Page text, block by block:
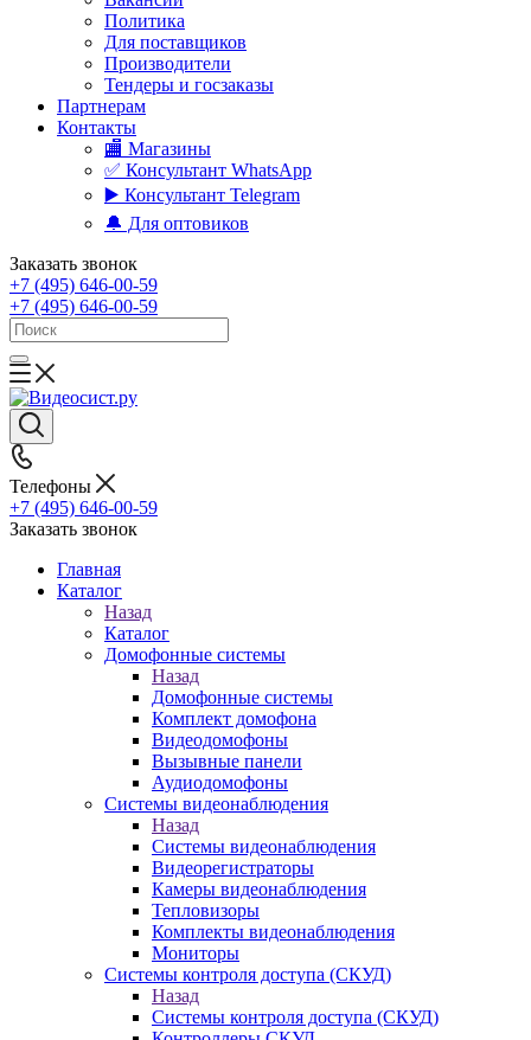
Политика
Для поставщиков
Производители
Тендеры и госзаказы
Партнерам
Контакты
🏬 Магазины
✅️ Консультант WhatsApp
▶️ Консультант Telegram
🔔 Для оптовиков
Заказать звонок
+7 (495) 646-00-59
+7 (495) 646-00-59
Телефоны
+7 (495) 646-00-59
Заказать звонок
Главная
Каталог
Назад
Каталог
Домофонные системы
Назад
Домофонные системы
Комплект домофона
Видеодомофоны
Вызывные панели
Аудиодомофоны
Системы видеонаблюдения
Назад
Системы видеонаблюдения
Видеорегистраторы
Камеры видеонаблюдения
Тепловизоры
Комплекты видеонаблюдения
Мониторы
Системы контроля доступа (СКУД)
Назад
Системы контроля доступа (СКУД)